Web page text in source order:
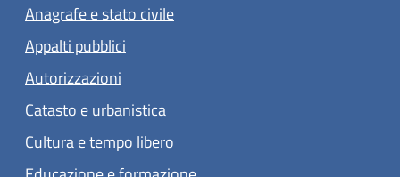
Anagrafe e stato civile
Appalti pubblici
Autorizzazioni
Catasto e urbanistica
Cultura e tempo libero